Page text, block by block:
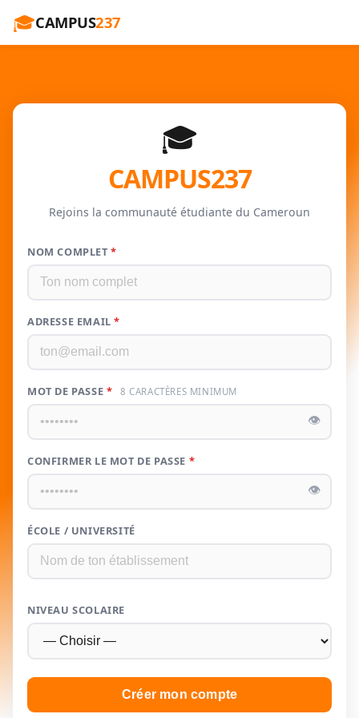
🎓CAMPUS237
🎓
CAMPUS237
Rejoins la communauté étudiante du Cameroun
NOM COMPLET*
ADRESSE EMAIL*
MOT DE PASSE * 8 CARACTÈRES MINIMUM
👁
CONFIRMER LE MOT DE PASSE *
👁
ÉCOLE / UNIVERSITÉ
NIVEAU SCOLAIRE
Créer mon compte